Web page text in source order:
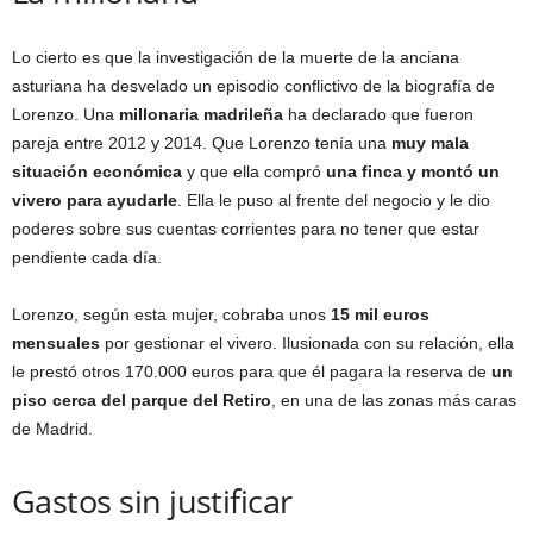
Lo cierto es que la investigación de la muerte de la anciana
asturiana ha desvelado un episodio conflictivo de la biografía de
Lorenzo. Una millonaria madrileña ha declarado que fueron
pareja entre 2012 y 2014. Que Lorenzo tenía una muy mala
situación económica y que ella compró una finca y montó un
vivero para ayudarle . Ella le puso al frente del negocio y le dio
poderes sobre sus cuentas corrientes para no tener que estar
pendiente cada día.
Lorenzo, según esta mujer, cobraba unos 15 mil euros
mensuales por gestionar el vivero. Ilusionada con su relación, ella
le prestó otros 170.000 euros para que él pagara la reserva de un
piso cerca del parque del Retiro , en una de las zonas más caras
de Madrid.
Gastos sin justificar